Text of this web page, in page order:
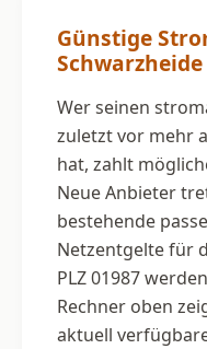
Günstige
Wer seinen
zuletzt vor mehr
hat, zahlt
Neue Anbieter
bestehende
Netzentgelte für
PLZ 01987
Rechner oben
aktuell